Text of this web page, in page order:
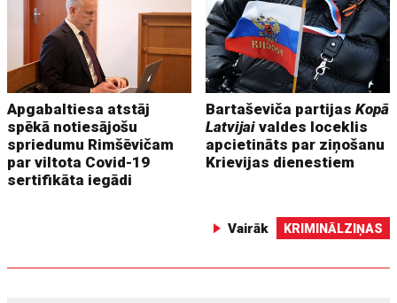
Apgabaltiesa atstāj
spēkā notiesājošu
spriedumu Rimšēvičam
par viltota Covid-19
sertifikāta iegādi
Bartaševiča partijasKopā
Latvijai valdes loceklis
apcietināts par ziņošanu
Krievijas dienestiem
Vairāk KRIMINĀLZIŅAS